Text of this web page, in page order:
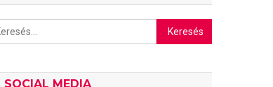
Keresés:
SOCIAL MEDIA